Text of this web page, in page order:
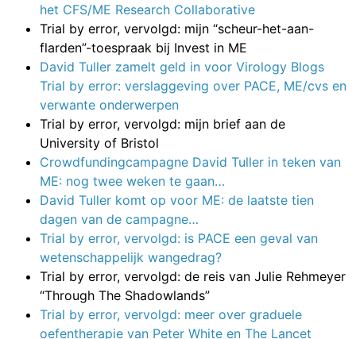
het CFS/ME Research Collaborative
Trial by error, vervolgd: mijn “scheur-het-aan-
flarden”-toespraak bij Invest in ME
David Tuller zamelt geld in voor Virology Blogs
Trial by error: verslaggeving over PACE, ME/cvs en
verwante onderwerpen
Trial by error, vervolgd: mijn brief aan de
University of Bristol
Crowdfundingcampagne David Tuller in teken van
ME: nog twee weken te gaan…
David Tuller komt op voor ME: de laatste tien
dagen van de campagne…
Trial by error, vervolgd: is PACE een geval van
wetenschappelijk wangedrag?
Trial by error, vervolgd: de reis van Julie Rehmeyer
“Through The Shadowlands”
Trial by error, vervolgd: meer over graduele
oefentherapie van Peter White en The Lancet